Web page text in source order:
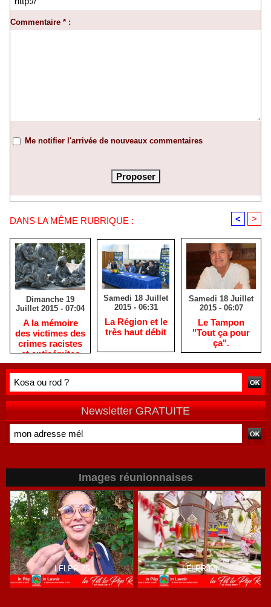
Commentaire * :
Me notifier l'arrivée de nouveaux commentaires
DANS LA MÊME RUBRIQUE : < >
Dimanche 19
Juillet 2015 - 07:04
A la mémoire
des victimes des
crimes racistes
et antisémites
Samedi 18 Juillet
2015 - 06:31
La Région et le
très haut débit
Samedi 18 Juillet
2015 - 06:07
Le Tampon
"Tout ça pour
ça".
Newsletter GRATUITE
Images réunionnaises
LFLPR-25 LFLPR-63